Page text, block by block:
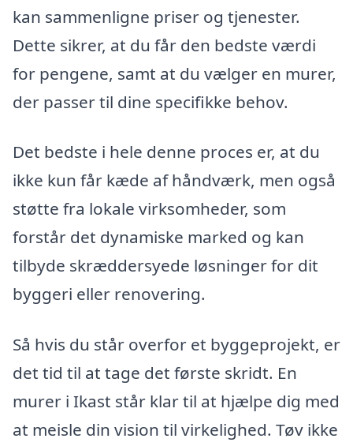
kan sammenligne priser og tjenester.
Dette sikrer, at du får den bedste værdi
for pengene, samt at du vælger en murer,
der passer til dine specifikke behov.
Det bedste i hele denne proces er, at du
ikke kun får kæde af håndværk, men også
støtte fra lokale virksomheder, som
forstår det dynamiske marked og kan
tilbyde skræddersyede løsninger for dit
byggeri eller renovering.
Så hvis du står overfor et byggeprojekt, er
det tid til at tage det første skridt. En
murer i Ikast står klar til at hjælpe dig med
at meisle din vision til virkelighed. Tøv ikke